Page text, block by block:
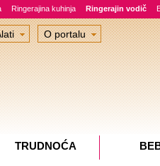
Ringerajina kuhinja Ringerajin vodič
O portalu
TRUDNOĆA